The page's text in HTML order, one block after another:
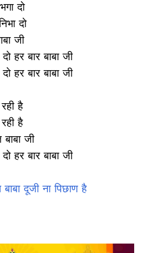
दो
दो
जी
हर बार बाबा जी
हर बार बाबा जी
है
है
जी
हर बार बाबा जी
दूजी ना पिछाण है